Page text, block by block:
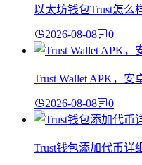
以太坊钱包Trust怎么
2026-08-08 0
Trust Wallet APK，安
2026-08-08 0
Trust钱包添加代币详